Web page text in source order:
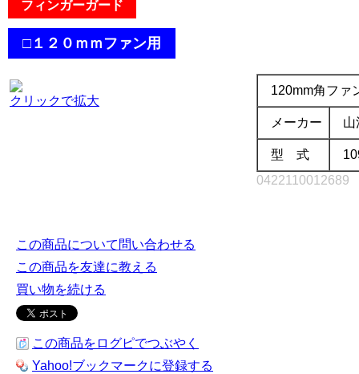
フィンガーガード
□１２０ｍｍファン用
.
クリックで拡大
120mm角ファ
メーカー 山
型 式
0422110012689
この商品について問い合わせる
この商品を友達に教える
買い物を続ける
この商品をログピでつぶやく
Yahoo!ブックマークに登録する